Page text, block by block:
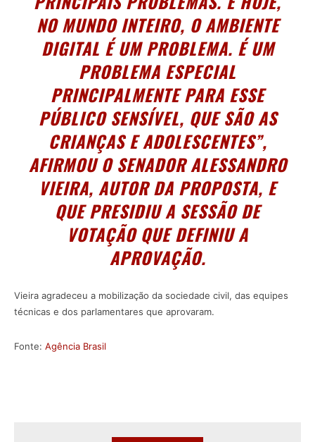
NO MUNDO INTEIRO, O AMBIENTE
DIGITAL É UM PROBLEMA. É UM
PROBLEMA ESPECIAL
PRINCIPALMENTE PARA ESSE
PÚBLICO SENSÍVEL, QUE SÃO AS
CRIANÇAS E ADOLESCENTES”,
AFIRMOU O SENADOR ALESSANDRO
VIEIRA, AUTOR DA PROPOSTA, E
QUE PRESIDIU A SESSÃO DE
VOTAÇÃO QUE DEFINIU A
APROVAÇÃO.
Vieira agradeceu a mobilização da sociedade civil, das equipes
técnicas e dos parlamentares que aprovaram.
Fonte: Agência Brasil